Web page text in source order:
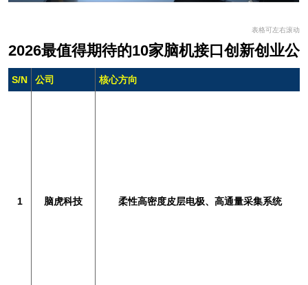
表格可左右滚动
2026最值得期待的10家脑机接口创新创业公
S/N 公司 核心方向
1 脑虎科技 柔性高密度皮层电极、高通量采集系统